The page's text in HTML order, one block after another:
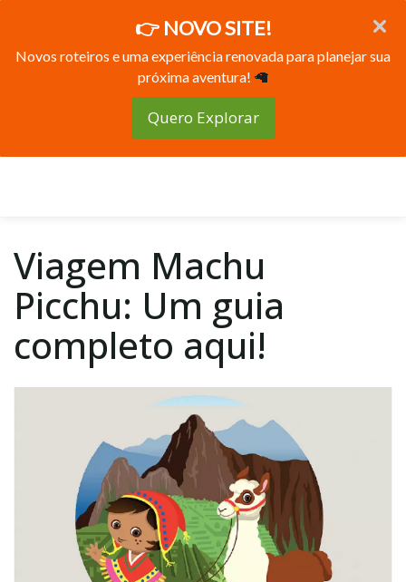
👉 NOVO SITE!
Novos roteiros e uma experiência renovada para planejar sua
próxima aventura! 🦙
Quero Explorar
Viagem Machu
Picchu: Um guia
completo aqui!